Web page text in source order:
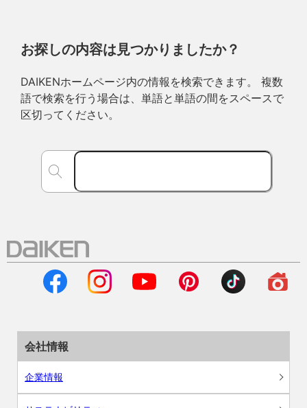
お探しの内容は見つかりましたか？
DAIKENホームページ内の情報を検索できます。 複数
語で検索を行う場合は、単語と単語の間をスペースで
区切ってください。
会社情報
企業情報